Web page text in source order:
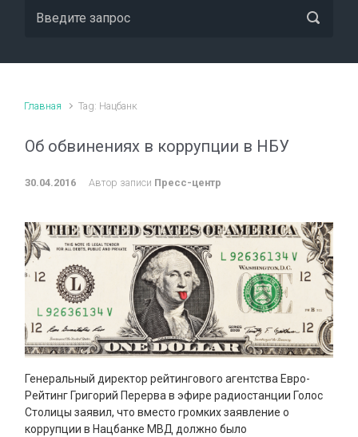
Главная Tag: Нацбанк
Об обвинениях в коррупции в НБУ
30.04.2016 Автор записи Пресс-центр
Генеральный директор рейтингового агентства Евро-
Рейтинг Григорий Перерва в эфире радиостанции Голос
Столицы заявил, что вместо громких заявление о
коррупции в Нацбанке МВД должно было